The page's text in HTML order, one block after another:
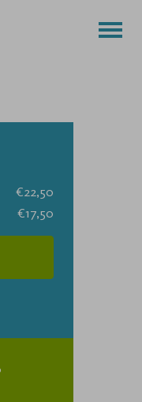
€22,50
€17,50